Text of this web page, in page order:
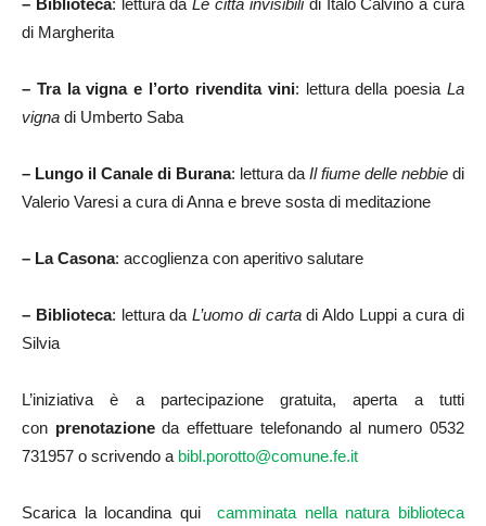
– Biblioteca: lettura daLe città invisibili di Italo Calvino a cura
di Margherita
– Tra la vigna e l’orto rivendita vini: lettura della poesiaLa
vigna di Umberto Saba
– Lungo il Canale di Burana: lettura da Il fiume delle nebbie di
Valerio Varesi a cura di Anna e breve sosta di meditazione
– La Casona: accoglienza con aperitivo salutare
– Biblioteca: lettura da L’uomo di cartadi Aldo Luppi a cura di
Silvia
L’iniziativa è a partecipazione gratuita, aperta a tutti
con prenotazioneda effettuare telefonando al numero 0532
731957 o scrivendo a bibl.porotto@comune.fe.it
Scarica la locandina quicamminata nella natura biblioteca